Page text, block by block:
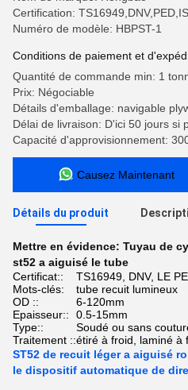
Certification:
Numéro de modèle: HBPST-1
Conditions de paiement et
Quantité de commande min: 1
Prix: Négociable
Détails d'emballage: navigable
Délai de livraison: D'ici 50 jours si
Capacité d'approvisionnement:
Causez Maintenant
Détails du produit
Mettre en évidence: Tuyau de
st52 a aiguisé le tube
Certificat::
TS16949, DNV, LE
Mots-clés:
tube recuit lumineux
OD ::
6-120mm
Epaisseur::
0.5-15mm
Type::
Soudé ou sans
Traitement ::étiré à froid, laminé à
ST52 de recuit léger a aiguisé
le dispositif automatique de